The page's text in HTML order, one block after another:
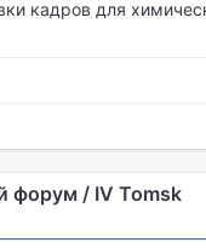
кадров для
форум / IV Tomsk